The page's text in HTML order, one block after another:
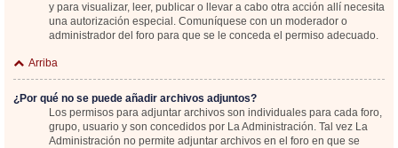
y para visualizar, leer, publicar o llevar a cabo otra acción allí necesita
una autorización especial. Comuníquese con un moderador o
administrador del foro para que se le conceda el permiso adecuado.
Arriba
¿Por qué no se puede añadir archivos adjuntos?
Los permisos para adjuntar archivos son individuales para cada foro,
grupo, usuario y son concedidos por La Administración. Tal vez La
Administración no permite adjuntar archivos en el foro en que se